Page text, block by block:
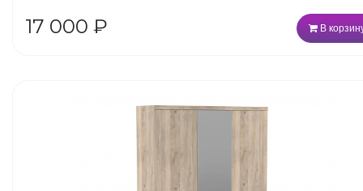
17 000 ₽ В